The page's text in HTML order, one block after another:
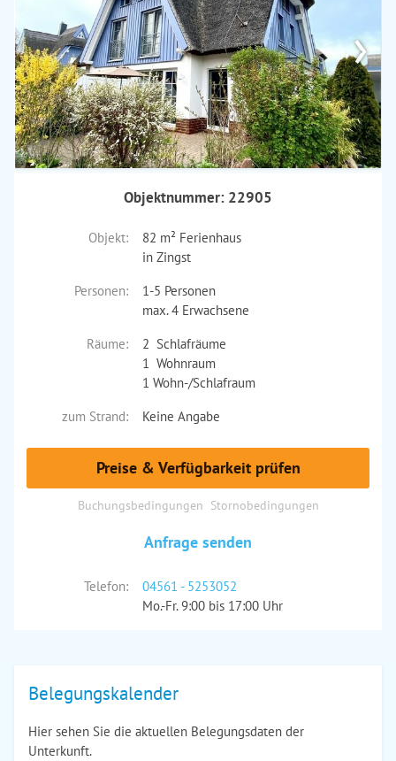
›
Objektnummer: 22905
Objekt:
82 m² Ferienhaus
in Zingst
Personen:
1-5 Personen
max. 4 Erwachsene
Räume:
2 Schlafräume
1 Wohnraum
1 Wohn-/Schlafraum
zum Strand:
Keine Angabe
Preise & Verfügbarkeit prüfen
Buchungsbedingungen Stornobedingungen
Anfrage senden
Telefon:
04561 - 5253052
Mo.-Fr. 9:00 bis 17:00 Uhr
Belegungskalender
Hier sehen Sie die aktuellen Belegungsdaten der
Unterkunft.